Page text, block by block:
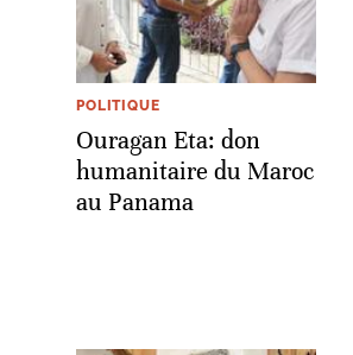
POLITIQUE
Ouragan Eta: don
humanitaire du Maroc
au Panama